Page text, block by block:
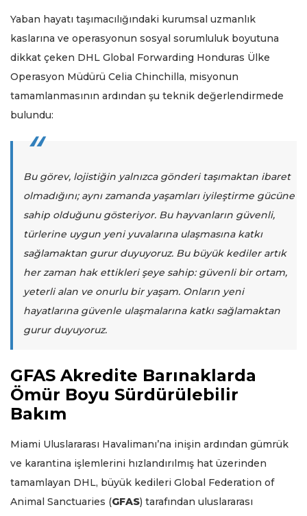
Yaban hayatı taşımacılığındaki kurumsal uzmanlık
kaslarına ve operasyonun sosyal sorumluluk boyutuna
dikkat çeken DHL Global Forwarding Honduras Ülke
Operasyon Müdürü Celia Chinchilla, misyonun
tamamlanmasının ardından şu teknik değerlendirmede
bulundu:
Bu görev, lojistiğin yalnızca gönderi taşımaktan ibaret
olmadığını; aynı zamanda yaşamları iyileştirme gücüne
sahip olduğunu gösteriyor. Bu hayvanların güvenli,
türlerine uygun yeni yuvalarına ulaşmasına katkı
sağlamaktan gurur duyuyoruz. Bu büyük kediler artık
her zaman hak ettikleri şeye sahip: güvenli bir ortam,
yeterli alan ve onurlu bir yaşam. Onların yeni
hayatlarına güvenle ulaşmalarına katkı sağlamaktan
gurur duyuyoruz.
GFAS Akredite Barınaklarda
Ömür Boyu Sürdürülebilir
Bakım
Miami Uluslararası Havalimanı’na inişin ardından gümrük
ve karantina işlemlerini hızlandırılmış hat üzerinden
tamamlayan DHL, büyük kedileri Global Federation of
Animal Sanctuaries (GFAS) tarafından uluslararası